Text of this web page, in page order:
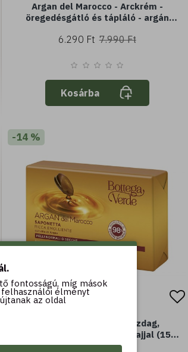
Argan del Marocco - Arckrém -
öregedésgátló és tápláló - argán
bőrre
6.290 Ft 7.990 Ft
Kosárba
-14 %
Argan del Marocco - Gazdag,
bőrpuhító szappan argánolajjal (150
g) - normál vagy száraz bőrre
fontosságú, míg mások
élményt
az oldal